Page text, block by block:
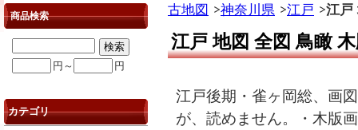
古地図 神奈川県 江戸 江戸
江戸 地図 全図 鳥瞰
江戸後期・雀ヶ岡総、画
が、読めません。・木版
商品検索
円～ 円
カテゴリ